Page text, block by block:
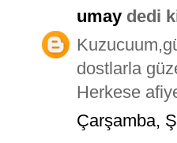
umay dedi
dostlarla
Herkese
Çarşamba,